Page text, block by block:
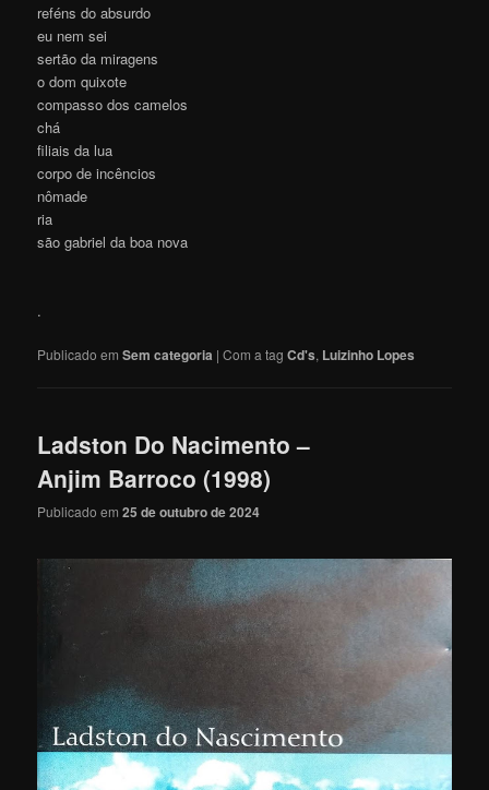
reféns do absurdo
eu nem sei
sertão da miragens
o dom quixote
compasso dos camelos
chá
filiais da lua
corpo de incêncios
nômade
ria
são gabriel da boa nova
.
Publicado em Sem categoria |Com a tagCd's, Luizinho Lopes
Ladston Do Nacimento –
Anjim Barroco (1998)
Publicado em25 de outubro de 2024